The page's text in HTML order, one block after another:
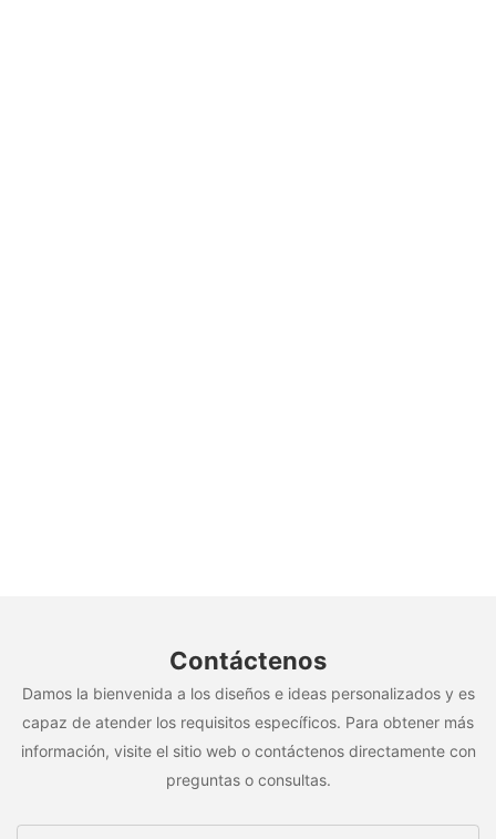
Contáctenos
Damos la bienvenida a los diseños e ideas personalizados y es
capaz de atender los requisitos específicos. Para obtener más
información, visite el sitio web o contáctenos directamente con
preguntas o consultas.